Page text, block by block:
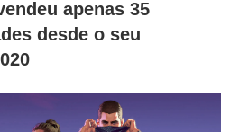
apenas 35
desde o seu